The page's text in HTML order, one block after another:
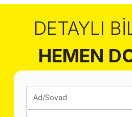
DETAYLI
HEMEN
Ad/Soyad